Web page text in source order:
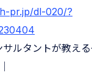
pr.jp/dl-020/?
ルタントが教え